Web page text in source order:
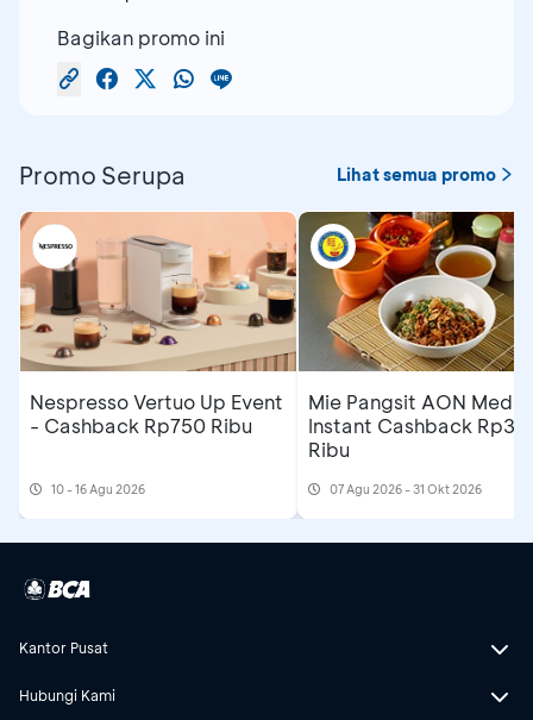
Bagikan promo ini
Promo Serupa Lihat semua promo
Nespresso Vertuo Up Event
- Cashback Rp750 Ribu
10 - 16 Agu 2026
Mie Pangsit AON
Instant Cashback Rp35
Ribu
07 Agu 2026 - 31 Okt 2026
Kantor Pusat
Hubungi Kami